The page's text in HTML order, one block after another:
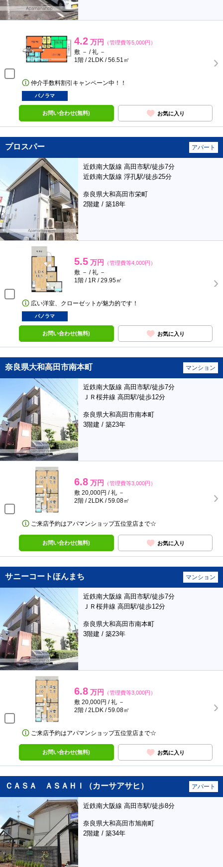
4.2 万円 （管理費等5,000円）
敷 － / 礼 －
1階 / 2LDK / 56.51㎡
仲介手数料割引キャンペーン中！！
パノラマ
お問い合わせ(無料) お気に入り
プロスパー アパート
近鉄南大阪線 高田市駅/徒歩7分
近鉄南大阪線 浮孔駅/徒歩25分
奈良県大和高田市栄町
2階建 / 築18年
5.5 万円 （管理費等4,000円）
敷 － / 礼 －
1階 / 1R / 29.95㎡
広い洋室、クローゼットが魅力的です！
パノラマ
お問い合わせ(無料) お気に入り
奈良県大和高田市南本町 マンション
近鉄南大阪線 高田市駅/徒歩7分
ＪＲ桜井線 高田駅/徒歩12分
奈良県大和高田市南本町
3階建 / 築23年
6.8 万円 （管理費等3,000円）
敷 20,000円 / 礼 －
2階 / 2LDK / 59.08㎡
ご来店予約はアパマンショップ五位堂店まで☆
お問い合わせ(無料) お気に入り
サニーコートほんまち マンション
近鉄南大阪線 高田市駅/徒歩7分
ＪＲ桜井線 高田駅/徒歩12分
奈良県大和高田市南本町
3階建 / 築23年
6.8 万円 （管理費等3,000円）
敷 20,000円 / 礼 －
2階 / 2LDK / 59.08㎡
ご来店予約はアパマンショップ五位堂店まで☆
お問い合わせ(無料) お気に入り
ＣＡＳＡ ＡＳＡＨＩ（カーサアサヒ） アパート
近鉄南大阪線 高田市駅/徒歩8分
奈良県大和高田市旭南町
2階建 / 築34年